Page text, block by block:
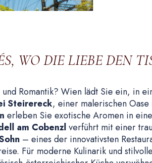
WO DIE LIEBE DEN
und Romantik? Wien lädt Sie ein, in
Steirereck, einer malerischen
erleben Sie exotische Aromen in
am Cobenzl verführt mit einer
– eines der innovativsten
Für moderne Kulinarik und